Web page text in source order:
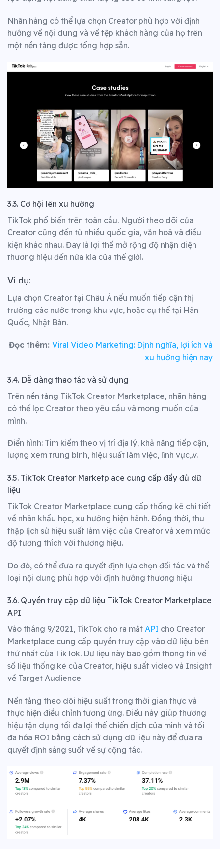
Nhãn hàng có thể lựa chọn Creator phù hợp với định
hướng về nội dung và về tệp khách hàng của họ trên
một nền tảng được tổng hợp sẵn.
3.3. Cơ hội lên xu hướng
TikTok phổ biến trên toàn cầu. Người theo dõi của
Creator cũng đến từ nhiều quốc gia, văn hoá và điều
kiện khác nhau. Đây là lợi thế mở rộng độ nhận diện
thương hiệu đến nửa kia của thế giới.
Ví dụ:
Lựa chọn Creator tại Châu Á nếu muốn tiếp cận thị
trường các nước trong khu vực, hoặc cụ thể tại Hàn
Quốc, Nhật Bản.
Đọc thêm: Viral Video Marketing: Định nghĩa, lợi ích và
xu hướng hiện nay
3.4. Dễ dàng thao tác và sử dụng
Trên nền tảng TikTok Creator Marketplace, nhãn hàng
có thể lọc Creator theo yêu cầu và mong muốn của
mình.
Điển hình: Tìm kiếm theo vị trí địa lý, khả năng tiếp cận,
lượng xem trung bình, hiệu suất làm việc, lĩnh vực,.v.
3.5. TikTok Creator Marketplace cung cấp đầy đủ dữ
liệu
TikTok Creator Marketplace cung cấp thống kê chi tiết
về nhân khẩu học, xu hướng hiện hành. Đồng thời, thu
thập lịch sử hiệu suất làm việc của Creator và xem mức
độ tương thích với thương hiệu.
Do đó, có thể đưa ra quyết định lựa chọn đối tác và thể
loại nội dung phù hợp với định hướng thương hiệu.
3.6. Quyền truy cập dữ liệu TikTok Creator Marketplace
API
Vào tháng 9/2021, TikTok cho ra mắt API cho Creator
Marketplace cung cấp quyền truy cập vào dữ liệu bên
thứ nhất của TikTok. Dữ liệu này bao gồm thông tin về
số liệu thống kê của Creator, hiệu suất video và Insight
về Target Audience.
Nền tảng theo dõi hiệu suất trong thời gian thực và
thực hiện điều chỉnh tương ứng. Điều này giúp thương
hiệu tận dụng tối đa lợi thế chiến dịch của mình và tối
đa hóa ROI bằng cách sử dụng dữ liệu này để đưa ra
quyết định sáng suốt về sự cộng tác.